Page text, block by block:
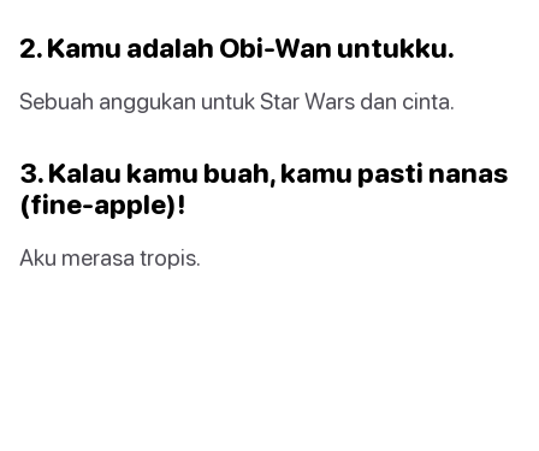
2. Kamu adalah Obi-Wan untukku.
Sebuah anggukan untuk Star Wars dan cinta.
3. Kalau kamu buah, kamu pasti nanas
(fine-apple)!
Aku merasa tropis.